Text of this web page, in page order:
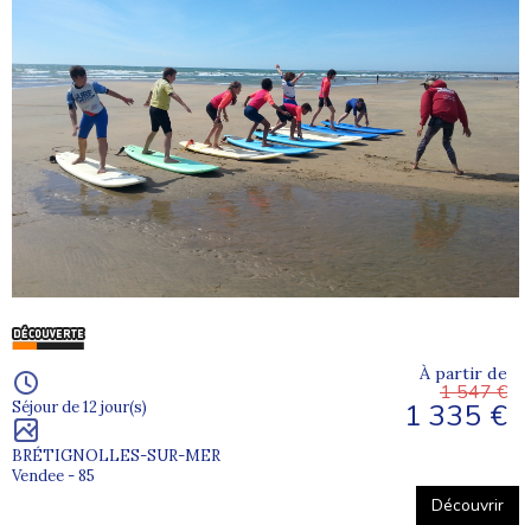
Séjour de 12 jour(s)
BRÉTIGNOLLES-SUR-MER
Vendee - 85
À partir de
1 547 €
1 335 €
Découvrir